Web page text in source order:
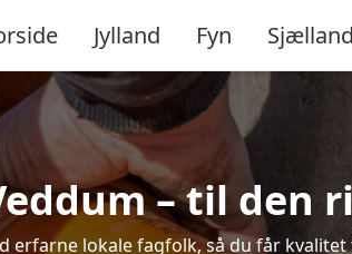
Jylland Fyn Sjælland
– til den
lokale fagfolk, så du får kvalitet